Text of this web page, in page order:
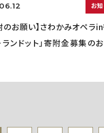
お
のお願い】さわかみオペラ
ランドット」寄附金募集の